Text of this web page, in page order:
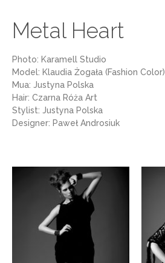
Metal Heart
Photo: Karamell Studio
Model: Klaudia Żogała (Fashion Color)
Mua: Justyna Polska
Hair: Czarna Róża Art
Stylist: Justyna Polska
Designer: Paweł Androsiuk